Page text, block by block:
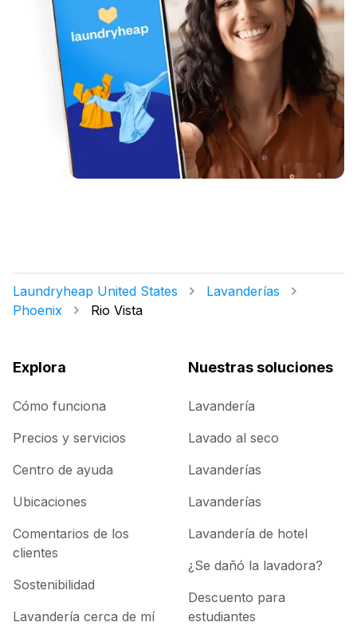
Laundryheap United States
Lavanderías
Phoenix
Rio Vista
Explora
Cómo funciona
Precios y servicios
Centro de ayuda
Ubicaciones
Comentarios de los
clientes
Sostenibilidad
Lavandería cerca de mí
Nuestras soluciones
Lavandería
Lavado al seco
Lavanderías
Lavanderías
Lavandería de hotel
¿Se dañó la lavadora?
Descuento para
estudiantes